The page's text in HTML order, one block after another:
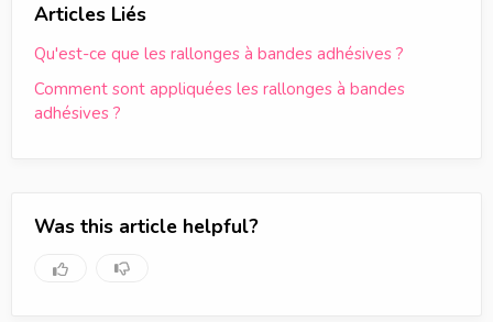
Articles Liés
Qu'est-ce que les rallonges à bandes adhésives ?
Comment sont appliquées les rallonges à bandes
adhésives ?
Was this article helpful?